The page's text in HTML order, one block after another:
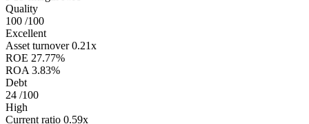
Quality
100 /100
Excellent
Asset turnover 0.21x
ROE 27.77%
ROA 3.83%
Debt
24 /100
High
Current ratio 0.59x